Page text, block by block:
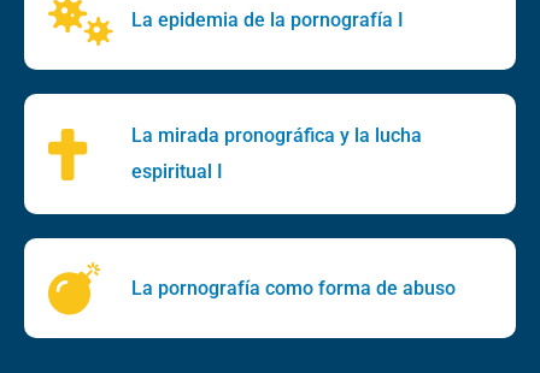
La epidemia de la pornografía I
La mirada pronográfica y la lucha
espiritual I
La pornografía como forma de abuso